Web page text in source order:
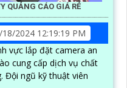
QUẢNG CÁO GIÁ RẺ
2024 12:19:19 PM
vực lắp đặt camera an
cung cấp dịch vụ chất